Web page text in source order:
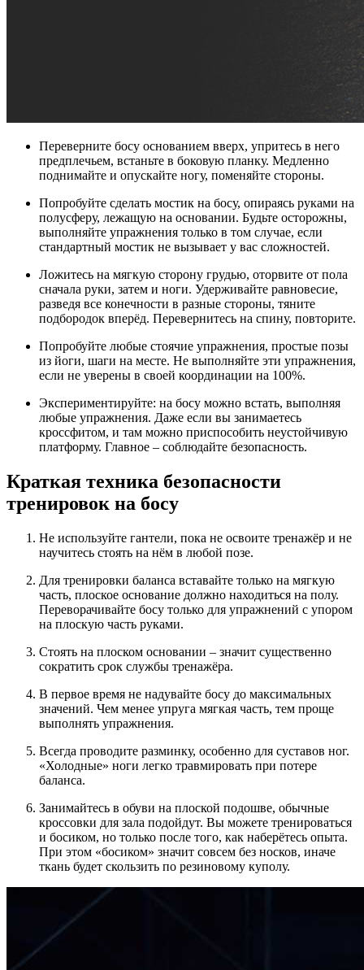
Переверните босу основанием вверх, упритесь в него
предплечьем, встаньте в боковую планку. Медленно
поднимайте и опускайте ногу, поменяйте стороны.
Попробуйте сделать мостик на босу, опираясь руками на
полусферу, лежащую на основании. Будьте осторожны,
выполняйте упражнения только в том случае, если
стандартный мостик не вызывает у вас сложностей.
Ложитесь на мягкую сторону грудью, оторвите от пола
сначала руки, затем и ноги. Удерживайте равновесие,
разведя все конечности в разные стороны, тяните
подбородок вперёд. Перевернитесь на спину, повторите.
Попробуйте любые стоячие упражнения, простые позы
из йоги, шаги на месте. Не выполняйте эти упражнения,
если не уверены в своей координации на 100%.
Экспериментируйте: на босу можно встать, выполняя
любые упражнения. Даже если вы занимаетесь
кроссфитом, и там можно приспособить неустойчивую
платформу. Главное – соблюдайте безопасность.
Краткая техника безопасности
тренировок на босу
Не используйте гантели, пока не освоите тренажёр и не
научитесь стоять на нём в любой позе.
Для тренировки баланса вставайте только на мягкую
часть, плоское основание должно находиться на полу.
Переворачивайте босу только для упражнений с упором
на плоскую часть руками.
Стоять на плоском основании – значит существенно
сократить срок службы тренажёра.
В первое время не надувайте босу до максимальных
значений. Чем менее упруга мягкая часть, тем проще
выполнять упражнения.
Всегда проводите разминку, особенно для суставов ног.
«Холодные» ноги легко травмировать при потере
баланса.
Занимайтесь в обуви на плоской подошве, обычные
кроссовки для зала подойдут. Вы можете тренироваться
и босиком, но только после того, как наберётесь опыта.
При этом «босиком» значит совсем без носков, иначе
ткань будет скользить по резиновому куполу.